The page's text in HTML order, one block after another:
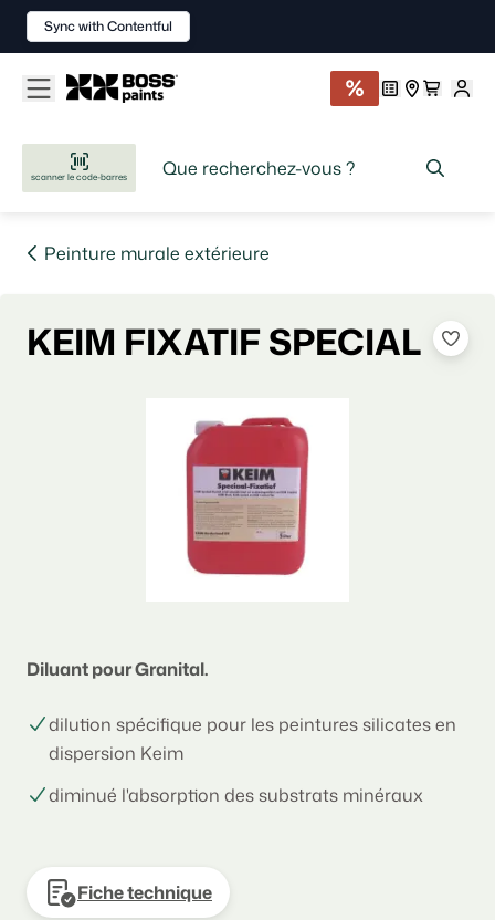
scanner le code-barres
Peinture murale extérieure
KEIM FIXATIF SPECIAL
Diluant pour Granital.
dilution spécifique pour les peintures silicates en
dispersion Keim
diminué l'absorption des substrats minéraux
Fiche technique
Sync with Contentful